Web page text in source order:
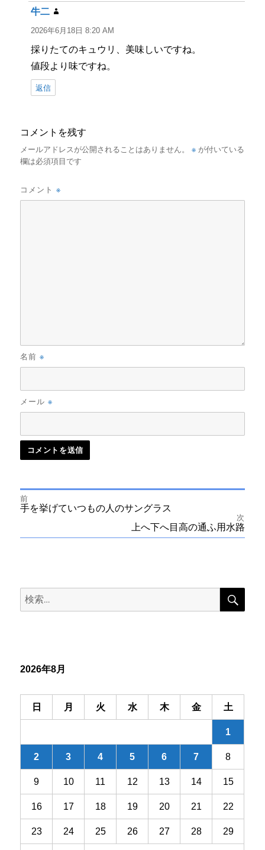
牛二
り:
2026年6月18日 8:20 AM
採りたてのキュウリ、美味しいですね。
値段より味ですね。
返信
コメントを残す
メールアドレスが公開されることはありません。 ※ が付いている
欄は必須項目です
コメント※
名前※
メール※
投
ゲ
ン
前
前
の
手を挙げていつもの人のサングラス
次
上へ下へ目高の通ふ用水路
検
索:
検
2026年8月
日 月 火 水 木 金 土
1
2 3 4 5 6 7 8
9 10 11 12 13 14 15
16 17 18 19 20 21 22
23 24 25 26 27 28 29